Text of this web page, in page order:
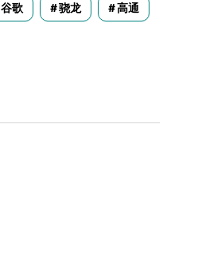
谷歌 骁龙 高通